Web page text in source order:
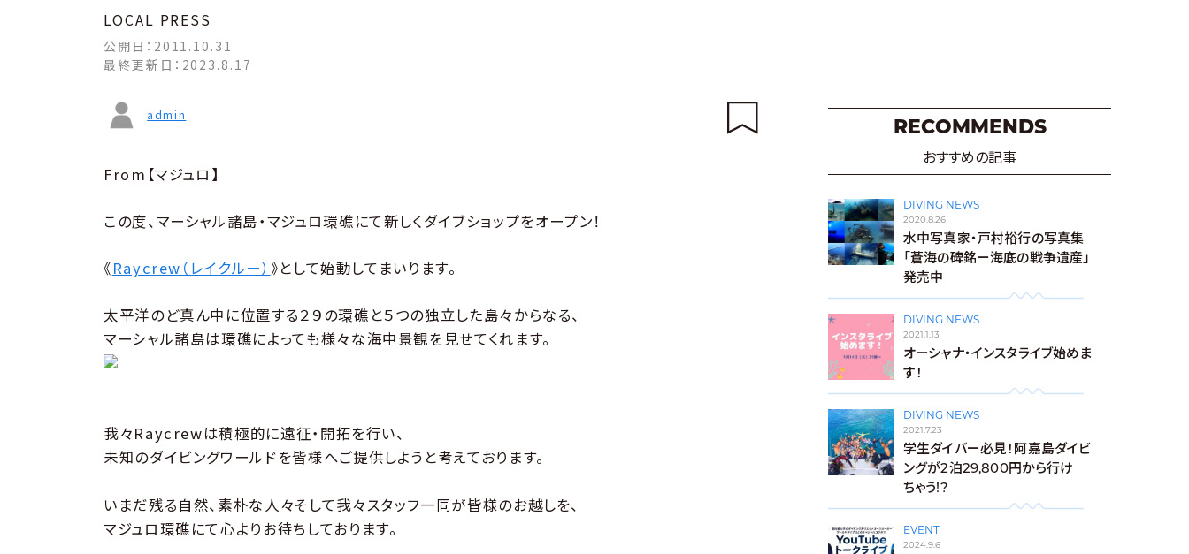
LOCAL PRESS
公開日： 2011.10.31
最終更新日： 2023.8.17
admin
From【マジュロ】
この度、マーシャル諸島・マジュロ環礁にて新しくダイブショップをオープン！
《Raycrew（レイクルー） 》として始動してまいります。
太平洋のど真ん中に位置する２９の環礁と５つの独立した島々からなる、
マーシャル諸島は環礁によっても様々な海中景観を見せてくれます。
我々Raycrewは積極的に遠征・開拓を行い、
未知のダイビングワールドを皆様へご提供しようと考えております。
いまだ残る自然、素朴な人々そして我々スタッフ一同が皆様のお越しを、
マジュロ環礁にて心よりお待ちしております。
RECOMMENDS
おすすめの記事
DIVING NEWS
2020.8.26
水中写真家・戸村裕行の写真集
「蒼海の碑銘ー海底の戦争遺産」
発売中
DIVING NEWS
2021.1.13
オーシャナ・インスタライブ始めま
す！
DIVING NEWS
2021.7.23
学生ダイバー必見！阿嘉島ダイビ
ングが2泊29,800円から行け
ちゃう!?
EVENT
2024.9.6